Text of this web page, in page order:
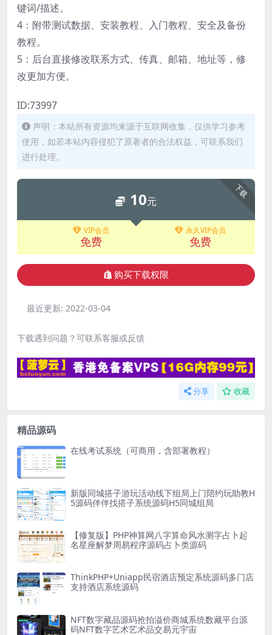
键词/描述。
4：附带测试数据、安装教程、入门教程、安全及备份
教程。
5：后台直接修改联系方式、传真、邮箱、地址等，修
改更加方便。
ID:73997
声明：本站所有资源均来源于互联网收集，仅供学习参考
使用，如若本站内容侵犯了原著者的合法权益，可联系我们
进行处理。
下载
10元
VIP会员
免费
永久VIP会员
免费
购买下载权限
最近更新: 2022-03-04
下载遇到问题？可联系客服或反馈
分享 收藏
精品源码
在线考试系统（可商用，含部署教程）
新版同城搭子游玩活动线下组局上门陪约玩助教H
5源码伴伴找搭子系统源码H5同城组局
【修复版】PHP神算网八字算命风水测字占卜起
名星座解梦周易程序源码占卜类源码
ThinkPHP+Uniapp民宿酒店预定系统源码多门店
支持酒店系统源码
NFT数字藏品源码抢拍溢价商城系统数藏平台源
码NFT数字艺术艺术品交易元宇宙